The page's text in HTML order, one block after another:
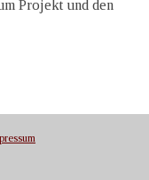
Projekt und den